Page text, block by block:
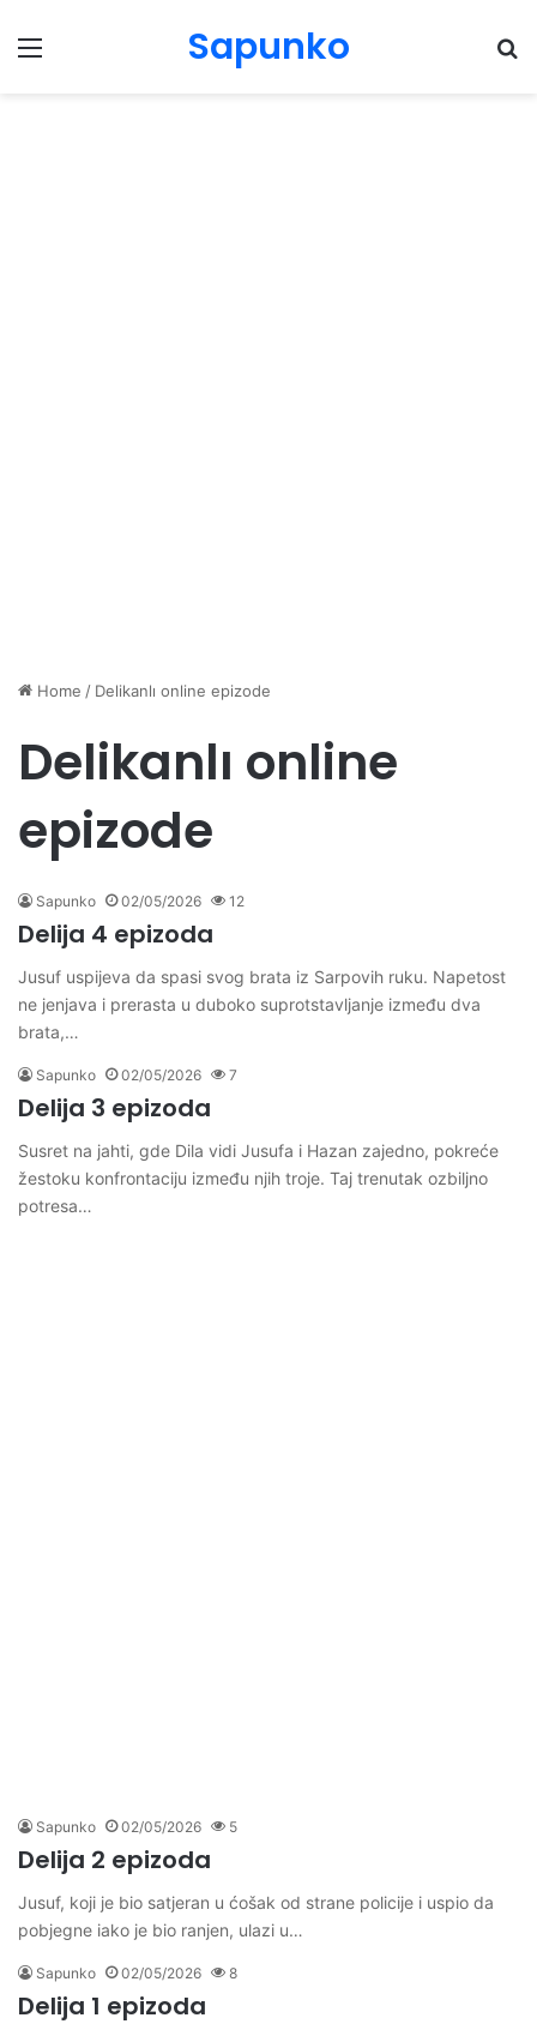
Menu Sapunko
Home / Delikanlı online epizode
Delikanlı online
epizode
Sapunko 02/05/2026 12
Delija 4 epizoda
Jusuf uspijeva da spasi svog brata iz Sarpovih ruku. Napetost
ne jenjava i prerasta u duboko suprotstavljanje između dva
brata,…
Sapunko 02/05/2026 7
Delija 3 epizoda
Susret na jahti, gde Dila vidi Jusufa i Hazan zajedno, pokreće
žestoku konfrontaciju između njih troje. Taj trenutak ozbiljno
potresa…
Sapunko 02/05/2026 5
Delija 2 epizoda
Jusuf, koji je bio satjeran u ćošak od strane policije i uspio da
pobjegne iako je bio ranjen, ulazi u…
Sapunko 02/05/2026 8
Delija 1 epizoda